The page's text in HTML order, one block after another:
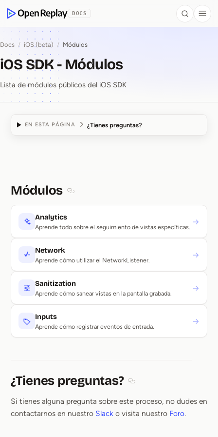
OpenReplay
DOCS Search
Docs / iOS (beta) / Módulos
iOS SDK - Módulos
Lista de módulos públicos del iOS SDK
EN ESTA PÁGINA ¿Tienes preguntas?
Módulos
Analytics
Aprende todo sobre el seguimiento de vistas específicas.
→
Network
Aprende cómo utilizar el NetworkListener.
→
Sanitization
Aprende cómo sanear vistas en la pantalla grabada.
→
Inputs
Aprende cómo registrar eventos de entrada.
→
¿Tienes preguntas?
Si tienes alguna pregunta sobre este proceso, no dudes en
contactarnos en nuestro Slack o visita nuestro Foro.